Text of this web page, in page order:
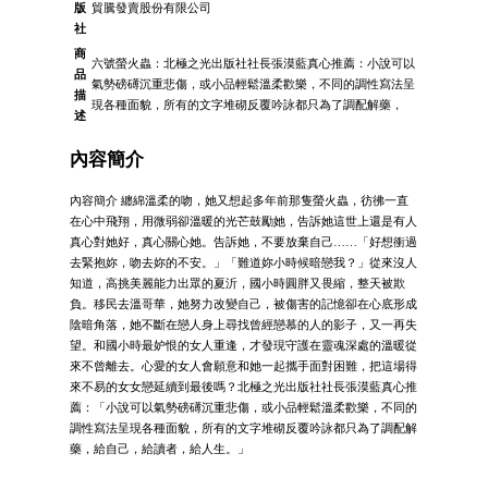
版
社
貿騰發賣股份有限公司
商
品
描
述
六號螢火蟲：北極之光出版社社長張漠藍真心推薦：小說可以
氣勢磅礡沉重悲傷，或小品輕鬆溫柔歡樂，不同的調性寫法呈
現各種面貌，所有的文字堆砌反覆吟詠都只為了調配解藥，
內容簡介
內容簡介 纏綿溫柔的吻，她又想起多年前那隻螢火蟲，彷彿一直
在心中飛翔，用微弱卻溫暖的光芒鼓勵她，告訴她這世上還是有人
真心對她好，真心關心她。告訴她，不要放棄自己……「好想衝過
去緊抱妳，吻去妳的不安。」「難道妳小時候暗戀我？」從來沒人
知道，高挑美麗能力出眾的夏沂，國小時圓胖又畏縮，整天被欺
負。移民去溫哥華，她努力改變自己，被傷害的記憶卻在心底形成
陰暗角落，她不斷在戀人身上尋找曾經戀慕的人的影子，又一再失
望。和國小時最妒恨的女人重逢，才發現守護在靈魂深處的溫暖從
來不曾離去。心愛的女人會願意和她一起攜手面對困難，把這場得
來不易的女女戀延續到最後嗎？北極之光出版社社長張漠藍真心推
薦：「小說可以氣勢磅礡沉重悲傷，或小品輕鬆溫柔歡樂，不同的
調性寫法呈現各種面貌，所有的文字堆砌反覆吟詠都只為了調配解
藥，給自己，給讀者，給人生。」